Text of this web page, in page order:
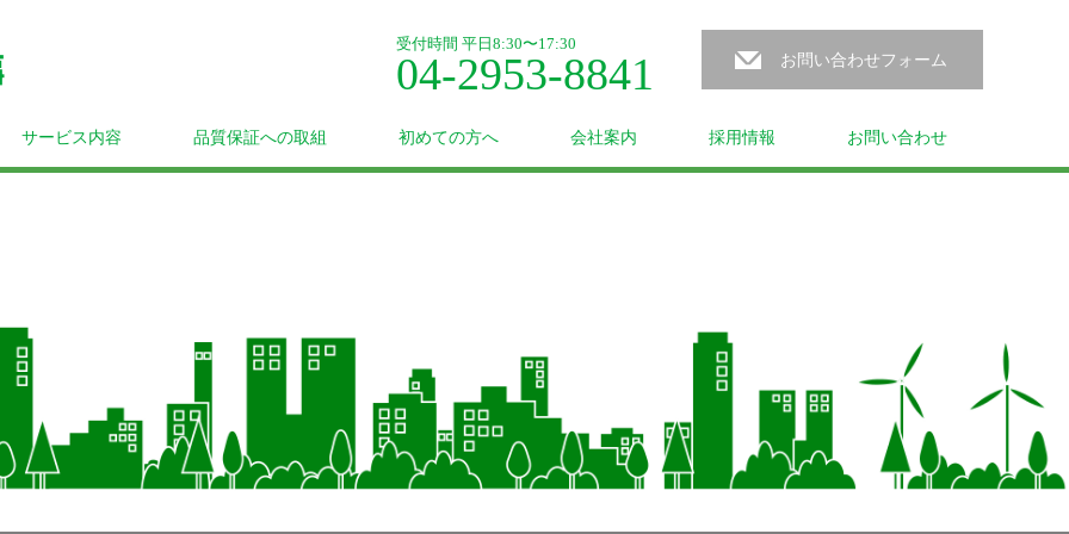
受付時間 平日8:30〜17:30
04-2953-8841 お問い合わせフォーム
サービス内容 品質保証への取組 初めての方へ 会社案内 採用情報 お問い合わせ